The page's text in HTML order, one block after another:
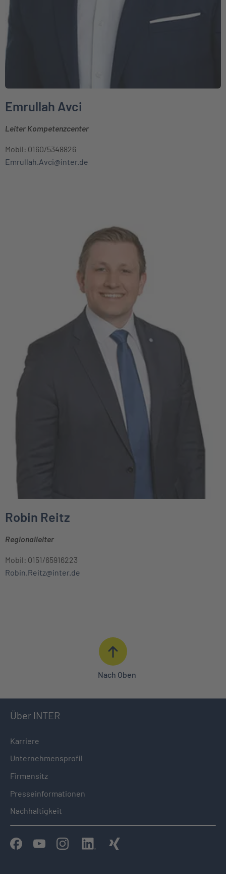
Emrullah Avci
Leiter Kompetenzcenter
Mobil: 0160/5348826
Emrullah.Avci@inter.de
Robin Reitz
Regionalleiter
Mobil: 0151/65916223
Robin.Reitz@inter.de
Nach Oben
Über INTER
Karriere
Unternehmensprofil
Firmensitz
Presseinformationen
Nachhaltigkeit